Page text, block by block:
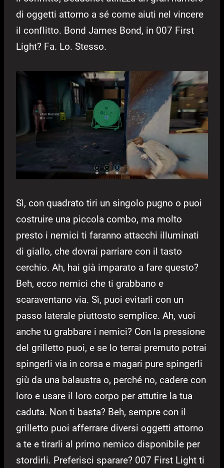
di oggetti attorno a sé come aiuti nel vincere
il conflitto. Bond James Bond, in 007 First
Light? Fa. Lo. Stesso.
Sì, con quadrato tiri un singolo pugno o puoi
costruire una piccola combo, ma molto
presto i nemici ti faranno attacchi illuminati
di giallo, che dovrai parriare con il tasto
cerchio. Ah, hai già imparato a fare questo?
Beh, ecco nemici che ti grabbano e
scaraventano via. Sì, puoi evitarli con un
passo laterale piuttosto semplice. Ah, vuoi
anche tu grabbare i nemici? Con la pressione
del grilletto puoi, e se lo terrai premuto potrai
spingerli via in corsa e magari pure spingerli
giù da una balaustra o, perché no, cadere con
loro e usare il loro corpo per attutire la tua
caduta. Non ti basta? Beh, sempre con il
grilletto puoi afferrare diversi oggetti attorno
a te e tirarli al primo nemico disponibile per
stordirli. Preferisci sparare? 007 First Light ti